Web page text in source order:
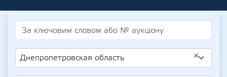
×
Днепропетровская область